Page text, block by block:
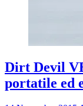
Dirt Devil
portatile ed